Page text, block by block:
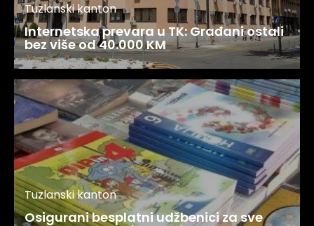
Tuzlanski kanton
Internetska prevara u TK: Građani ostali
bez više od 40.000 KM
Tuzlanski kanton
Osigurani besplatni udžbenici za sve